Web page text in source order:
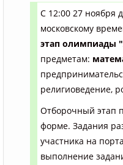
С 12:00 27 ноября
московскому
этап олимпиады
предметам:
религиоведение,
Отборочный этап
форме. Задания
участника на
выполнение